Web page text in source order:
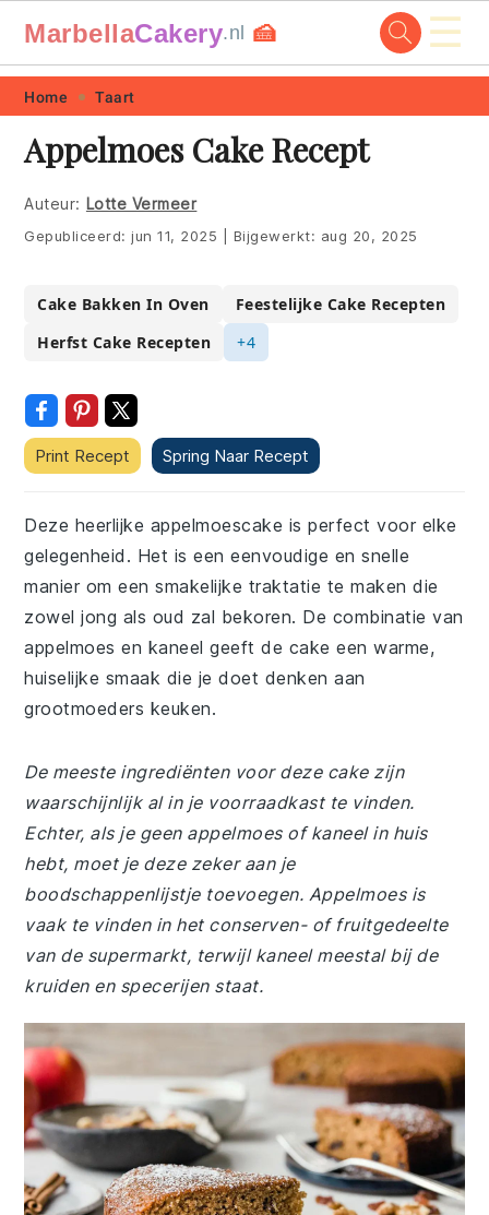
Skip
primary
navigation
Skip
main
content
Skip
primary
sidebar
Skip
footer
MarbellaCakery.nl 🍰 ☰
Home Taart
Appelmoes Cake Recept
Auteur: Lotte Vermeer
Gepubliceerd:jun 11, 2025 Bijgewerkt: aug 20, 2025
Cake Bakken In Oven
Feestelijke Cake Recepten
Herfst Cake Recepten
+4
Print Recept Spring Naar Recept
Deze heerlijke appelmoescake is perfect voor elke
gelegenheid. Het is een eenvoudige en snelle
manier om een smakelijke traktatie te maken die
zowel jong als oud zal bekoren. De combinatie van
appelmoes en kaneel geeft de cake een warme,
huiselijke smaak die je doet denken aan
grootmoeders keuken.
De meeste ingrediënten voor deze cake zijn
waarschijnlijk al in je voorraadkast te vinden.
Echter, als je geen appelmoes of kaneel in huis
hebt, moet je deze zeker aan je
boodschappenlijstje toevoegen. Appelmoes is
vaak te vinden in het conserven- of fruitgedeelte
van de supermarkt, terwijl kaneel meestal bij de
kruiden en specerijen staat.